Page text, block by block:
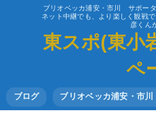
ブリオベッカ浦安・市川 サポー
ネット中継でも、より楽しく観戦
彦くん
東スポ(東小
ペ
ブログ ブリオベッカ浦安・市